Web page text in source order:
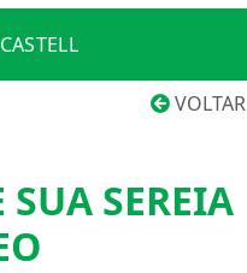
VOLTAR
SEREIA